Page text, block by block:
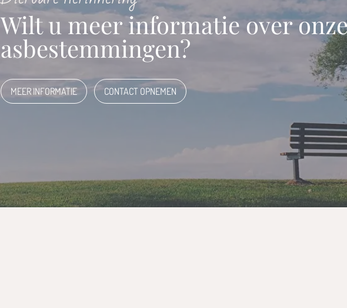
Wilt u meer informatie over
asbestemmingen?
MEER INFORMATIE CONTACT OPNEMEN